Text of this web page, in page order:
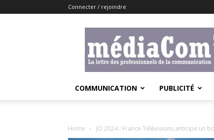
Connecter / rejoindre
COMMUNICATION PUBLICITÉ
Home JO 2024 : France Télévisions anticipe un